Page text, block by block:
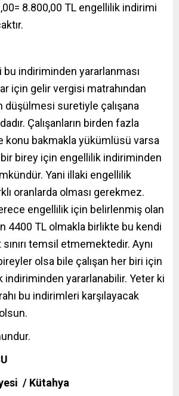
8.800,00 TL engellilik indirimi
indiriminden yararlanması
için gelir vergisi matrahından
düşülmesi suretiyle çalışana
Çalışanların birden fazla
konu bakmakla yükümlüsü varsa
birey için engellilik indiriminden
Yani illaki engellilik
oranlarda olması gerekmez.
engellilik için belirlenmiş olan
4400 TL olmakla birlikte bu kendi
temsil etmemektedir. Aynı
olsa bile çalışan her biri için
indiriminden yararlanabilir. Yeter ki
bu indirimleri karşılayacak
/ Kütahya